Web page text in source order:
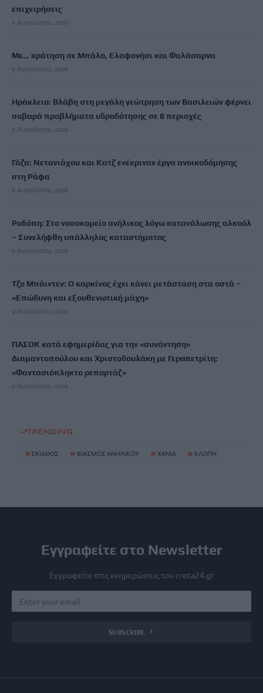
επιχειρήσεις
9 Αυγούστου, 2026
Με… κράτηση σε Μπάλο, Ελαφονήσι και Φαλάσαρνα
9 Αυγούστου, 2026
Ηράκλειο: Βλάβη στη μεγάλη γεώτρηση των Βασιλειών φέρνει
σοβαρά προβλήματα υδροδότησης σε 8 περιοχές
9 Αυγούστου, 2026
Γάζα: Νετανιάχου και Κατζ ενέκριναν έργα ανοικοδόμησης
στη Ράφα
9 Αυγούστου, 2026
Ροδόπη: Στο νοσοκομείο ανήλικος λόγω κατανάλωσης αλκοόλ
– Συνελήφθη υπάλληλος καταστήματος
9 Αυγούστου, 2026
Τζο Μπάιντεν: Ο καρκίνος έχει κάνει μετάσταση στα οστά –
«Επώδυνη και εξουθενωτική μάχη»
9 Αυγούστου, 2026
ΠΑΣΟΚ κατά εφημερίδας για την «συνάντηση»
Διαμαντοπούλου και Χριστοδουλάκη με Γεραπετρίτη:
«Φαντασιόπληκτο ρεπορτάζ»
9 Αυγούστου, 2026
TRENDING
# ΣΚΙΑΘΟΣ # ΒΙΑΣΜΟΣ ΑΝΗΛΙΚΟΥ # ΧΑΝΙΑ # ΚΛΟΠΗ
Εγγραφείτε στο Newsletter
Εγγραφείτε στις ενημερώσεις του creta24.gr
SUBSCRIBE